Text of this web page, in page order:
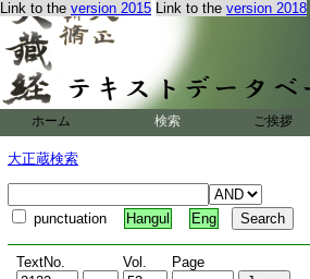
Link to the version 2015 Link to the version 2018
ホーム 検索 ご挨拶
大正蔵検索
punctuation Hangul Eng
TextNo. Vol. Page